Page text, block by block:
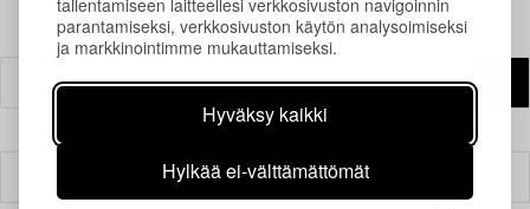
tallentamiseen laitteellesi verkkosivuston navigoinnin
parantamiseksi, verkkosivuston käytön analysoimiseksi
ja markkinointimme mukauttamiseksi.
Hyväksy kaikki
Hylkää ei-välttämättömät
Suodatin